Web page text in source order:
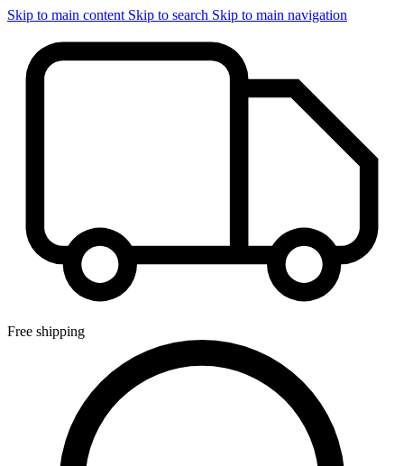
Skip to main content Skip to search Skip to main navigation
Free shipping